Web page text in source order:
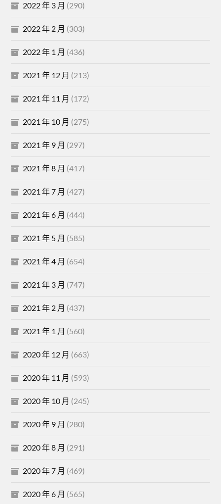
2022 年 3 月 (290)
2022 年 2 月 (303)
2022 年 1 月 (436)
2021 年 12 月 (213)
2021 年 11 月 (172)
2021 年 10 月 (275)
2021 年 9 月 (297)
2021 年 8 月 (417)
2021 年 7 月 (427)
2021 年 6 月 (444)
2021 年 5 月 (585)
2021 年 4 月 (654)
2021 年 3 月 (747)
2021 年 2 月 (437)
2021 年 1 月 (560)
2020 年 12 月 (663)
2020 年 11 月 (593)
2020 年 10 月 (245)
2020 年 9 月 (280)
2020 年 8 月 (291)
2020 年 7 月 (469)
2020 年 6 月 (565)